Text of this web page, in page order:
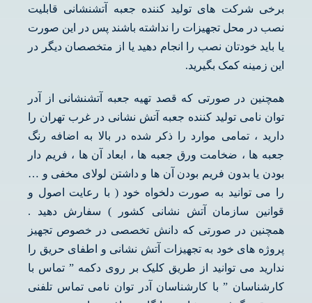
برخی شرکت های تولید کننده جعبه آتشنشانی قابلیت
نصب در محل تجهیزات را نداشته باشند پس در این صورت
یا باید خودتان نصب را انجام دهید یا از متخصصان دیگر در
این زمینه کمک بگیرید.
همچنین در صورتی که قصد تهیه جعبه آتشنشانی از آدر
توان نامی تولید کننده جعبه آتش نشانی در غرب تهران را
دارید ، تمامی موارد را ذکر شده در بالا به اضافه رنگ
جعبه ها ، ضخامت ورق جعبه ها ، ابعاد آن ها ، فریم دار
بودن یا بدون فریم بودن آن ها و داشتن لولای مخفی و …
را می توانید به صورت دلخواه خود ( با رعایت اصول و
قوانین سازمان آتش نشانی کشور ) سفارش دهید .
همچنین در صورتی که دانش تخصصی در خصوص تجهیز
پروژه های خود به تجهیزات آتش نشانی و اطفای حریق را
ندارید می توانید از طریق کلیک بر روی دکمه ” تماس با
کارشناسان ” با کارشناسان آدر توان نامی تماس تلفنی